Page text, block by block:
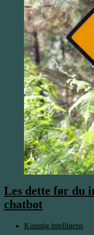
Les dette før du
chatbot
Kunstig intelligens